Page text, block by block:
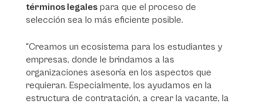
términos legales para que el proceso de
selección sea lo más eficiente posible.
"Creamos un ecosistema para los estudiantes y
empresas, donde le brindamos a las
organizaciones asesoría en los aspectos que
requieran. Especialmente, los ayudamos en la
estructura de contratación, a crear la vacante, la